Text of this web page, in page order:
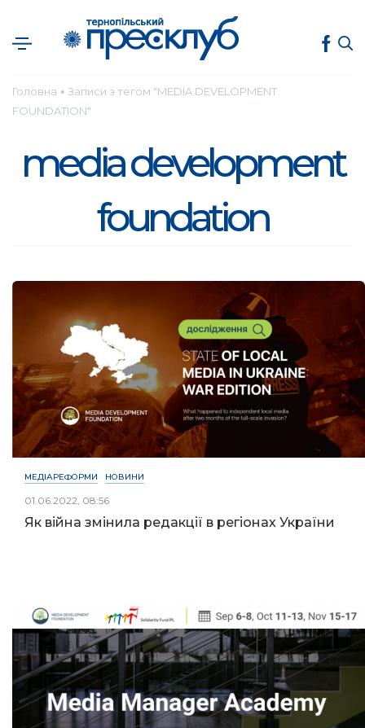
Головна ● Записи з тегом "MEDIA DEVELOPMENT
FOUNDATION"
media development
foundation
МЕДІАРЕФОРМИ НОВИНИ
01.06.2022, 08:56
Як війна змінила редакції в регіонах України